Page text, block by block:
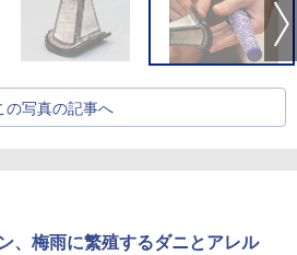
の写真の記事へ
、梅雨に繁殖するダニとアレル